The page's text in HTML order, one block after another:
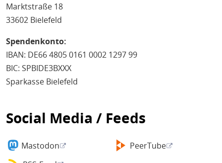
Marktstraße 18
33602 Bielefeld
Spendenkonto:
IBAN: DE66 4805 0161 0002 1297 99
BIC: SPBIDE3BXXX
Sparkasse Bielefeld
Social Media / Feeds
Mastodon
PeerTube